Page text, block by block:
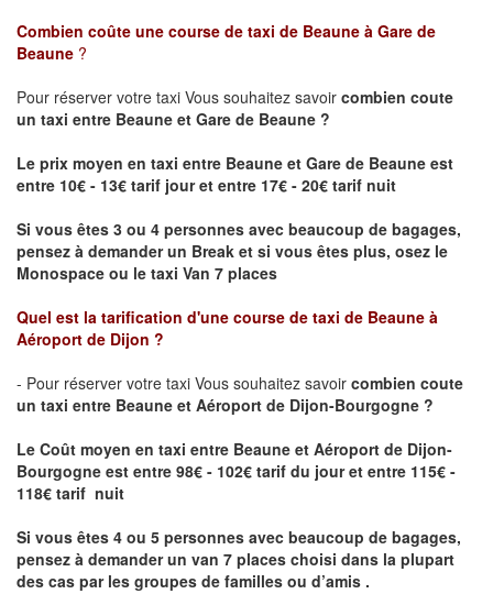
Combien coûte une course de taxi de Beaune à Gare de
Beaune ?
Pour réserver votre taxi Vous souhaitez savoir combien coute
un taxi entre Beaune et Gare de Beaune ?
Le prix moyen en taxi entre Beaune et Gare de Beaune est
entre 10€ - 13€ tarif jour et entre 17€ - 20€ tarif nuit
Si vous êtes 3 ou 4 personnes avec beaucoup de bagages,
pensez à demander un Break et si vous êtes plus, osez le
Monospace ou le taxi Van 7 places
Quel est la tarification d'une course de taxi de Beaune à
Aéroport de Dijon ?
- Pour réserver votre taxi Vous souhaitez savoir combien coute
un taxi entre Beaune et Aéroport de Dijon-Bourgogne ?
Le Coût moyen en taxi entre Beaune et Aéroport de Dijon-
Bourgogne est entre 98€ - 102€ tarif du jour et entre 115€ -
118€ tarif nuit
Si vous êtes 4 ou 5 personnes avec beaucoup de bagages,
pensez à demander un van 7 places choisi dans la plupart
des cas par les groupes de familles ou d’amis .